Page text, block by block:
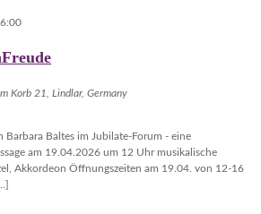
Korb 21, Lindlar, Germany
Barbara Baltes im Jubilate-Forum - eine
am 19.04.2026 um 12 Uhr musikalische
Akkordeon Öffnungszeiten am 19.04. von 12-16